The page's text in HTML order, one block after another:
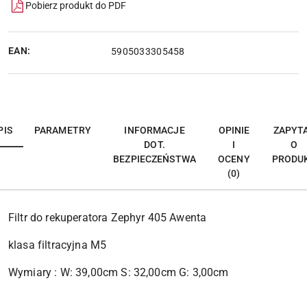
Pobierz produkt do PDF
EAN: 5905033305458
PARAMETRY
INFORMACJE
DOT.
BEZPIECZEŃSTWA
OPINIE
I
OCENY
(0)
O
Filtr do rekuperatora Zephyr 405 Awenta
klasa filtracyjna M5
Wymiary : W: 39,00cm S: 32,00cm G: 3,00cm